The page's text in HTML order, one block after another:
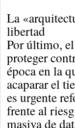
La
libertad
Por último,
proteger
época en la
acaparar el
es urgente
frente al
masiva de